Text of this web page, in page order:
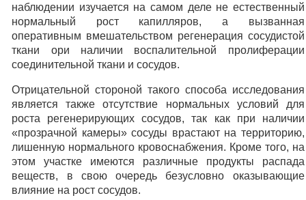
наблюдении изучается на самом деле не естественный
нормальный рост капилляров, а вызванная
оперативным вмешательством регенерация сосудистой
ткани ори наличии воспалительной пролиферации
соединительной ткани и сосудов.
Отрицательной стороной такого способа исследования
является также отсутствие нормальных условий для
роста регенерирующих сосудов, так как при наличии
«прозрачной камеры» сосуды врастают на территорию,
лишенную нормального кровоснабжения. Кроме того, на
этом участке имеются различные продукты распада
веществ, в свою очередь безусловно оказывающие
влияние на рост сосудов.